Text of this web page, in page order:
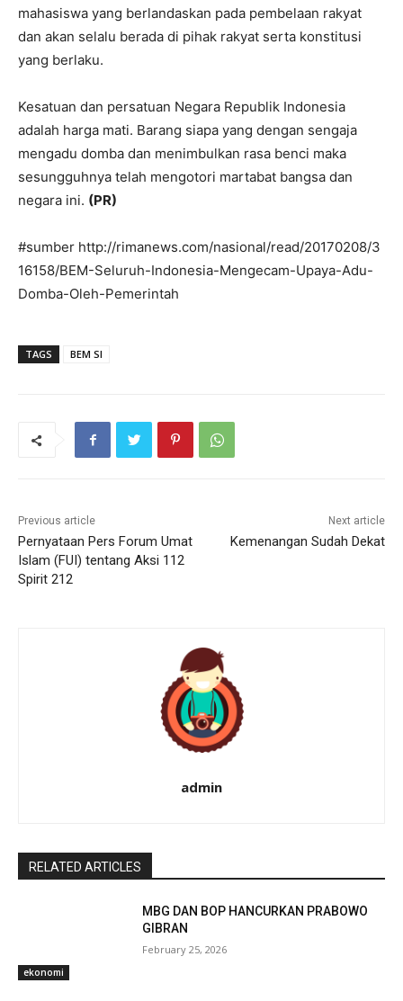
mahasiswa yang berlandaskan pada pembelaan rakyat
dan akan selalu berada di pihak rakyat serta konstitusi
yang berlaku.
Kesatuan dan persatuan Negara Republik Indonesia
adalah harga mati. Barang siapa yang dengan sengaja
mengadu domba dan menimbulkan rasa benci maka
sesungguhnya telah mengotori martabat bangsa dan
negara ini. (PR)
#sumber http://rimanews.com/nasional/read/20170208/3
16158/BEM-Seluruh-Indonesia-Mengecam-Upaya-Adu-
Domba-Oleh-Pemerintah
TAGS BEM SI
Previous article
Pernyataan Pers Forum Umat
Islam (FUI) tentang Aksi 112
Spirit 212
Next article
Kemenangan Sudah Dekat
admin
RELATED ARTICLES
ekonomi
MBG DAN BOP HANCURKAN PRABOWO
GIBRAN
February 25, 2026